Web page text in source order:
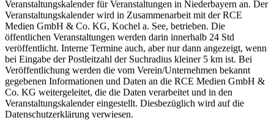
Veranstaltungskalender für Veranstaltungen in Niederbayern an. Der
Veranstaltungskalender wird in Zusammenarbeit mit der RCE
Medien GmbH & Co. KG, Kochel a. See, betrieben. Die
öffentlichen Veranstaltungen werden darin innerhalb 24 Std
veröffentlicht. Interne Termine auch, aber nur dann angezeigt, wenn
bei Eingabe der Postleitzahl der Suchradius kleiner 5 km ist. Bei
Veröffentlichung werden die vom Verein/Unternehmen bekannt
gegebenen Informationen und Daten an die RCE Medien GmbH &
Co. KG weitergeleitet, die die Daten verarbeitet und in den
Veranstaltungskalender eingestellt. Diesbezüglich wird auf die
Datenschutzerklärung verwiesen.